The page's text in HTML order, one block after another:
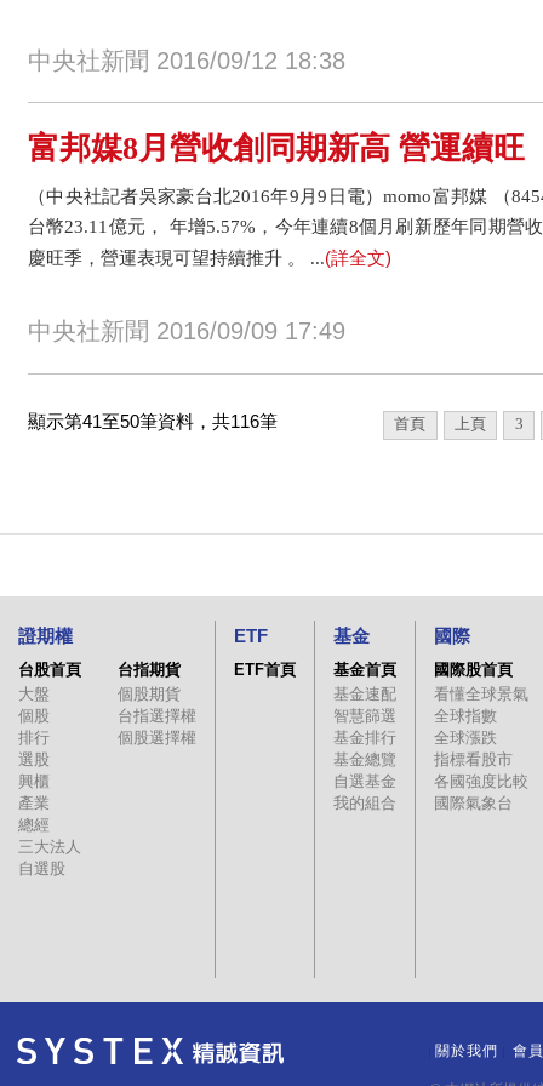
中央社新聞 2016/09/12 18:38
富邦媒8月營收創同期新高 營運續旺
（中央社記者吳家豪台北2016年9月9日電）momo富邦媒 （
台幣23.11億元， 年增5.57%，今年連續8個月刷新歷年同期營
慶旺季，營運表現可望持續推升 。 ...(詳全文)
中央社新聞 2016/09/09 17:49
顯示第41至50筆資料，共116筆 首頁 上頁 3
證期權
台股首頁
大盤
個股
排行
選股
興櫃
產業
總經
三大法人
自選股
台指期貨
個股期貨
台指選擇權
個股選擇權
ETF
ETF首頁
基金
基金首頁
基金速配
智慧篩選
基金排行
基金總覽
自選基金
我的組合
國際
國際股首頁
看懂全球景氣
全球指數
全球漲跌
指標看股市
各國強度比較
國際氣象台
關於我們 會